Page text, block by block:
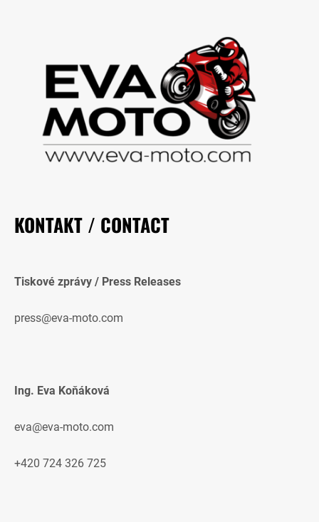
KONTAKT / CONTACT
Tiskové zprávy / Press Releases
press@eva-moto.com
Ing. Eva Koňáková
eva@eva-moto.com
+420 724 326 725